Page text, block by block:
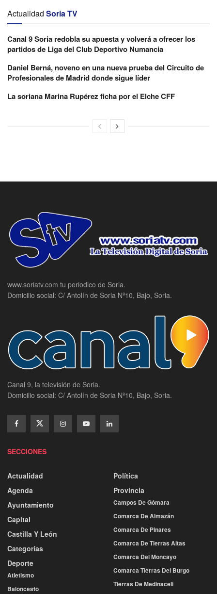
Actualidad Soria TV
Canal 9 Soria redobla su apuesta y volverá a ofrecer los
partidos de Liga del Club Deportivo Numancia
Daniel Berná, noveno en una nueva prueba del Circuito de
Profesionales de Madrid donde sigue líder
La soriana Marina Rupérez ficha por el Elche CFF
www.soriatv.com tu periodico de Soria.
Domicilio social: C/ Antolín de Soria Nº10, Bajo, Soria.
Canal 9, la televisión de Soria.
Domicilio social: C/ Antolín de Soria Nº10, Bajo, Soria.
SECCIONES
Actualidad
Agenda
Ayuntamiento
Capital
Castilla Y León
Categorías
Deporte
Atletismo
Baloncesto
Política
Provincia
Campos De Gómara
Comarca De Almazán
Comarca De Pinares
Comarca De Tierras Altas
Comarca Del Moncayo
Comarca Tierras Del Burgo
Tierras De Medinaceli